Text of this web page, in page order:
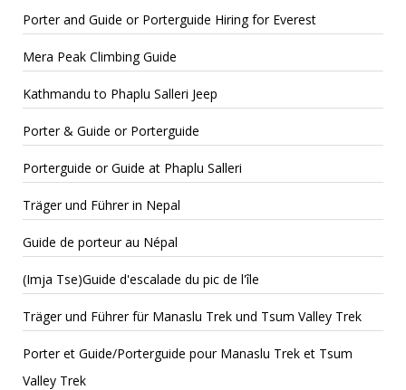
Porter and Guide or Porterguide Hiring for Everest
Mera Peak Climbing Guide
Kathmandu to Phaplu Salleri Jeep
Porter & Guide or Porterguide
Porterguide or Guide at Phaplu Salleri
Träger und Führer in Nepal
Guide de porteur au Népal
(Imja Tse)Guide d'escalade du pic de l'île
Träger und Führer für Manaslu Trek und Tsum Valley Trek
Porter et Guide/Porterguide pour Manaslu Trek et Tsum
Valley Trek